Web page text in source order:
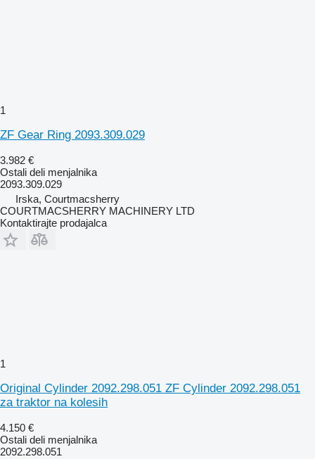
1
ZF Gear Ring 2093.309.029
3.982 €
Ostali deli menjalnika
2093.309.029
Irska, Courtmacsherry
COURTMACSHERRY MACHINERY LTD
Kontaktirajte prodajalca
1
Original Cylinder 2092.298.051 ZF Cylinder 2092.298.051
za traktor na kolesih
4.150 €
Ostali deli menjalnika
2092.298.051